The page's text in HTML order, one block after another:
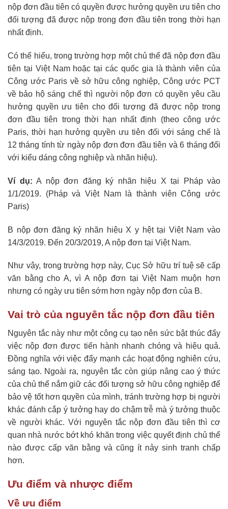
nộp đơn đầu tiên có quyền được hưởng quyền ưu tiên cho
đối tượng đã được nộp trong đơn đầu tiên trong thời hạn
nhất định.
Có thể hiểu, trong trường hợp một chủ thể đã nộp đơn đầu
tiên tại Việt Nam hoặc tại các quốc gia là thành viên của
Công ước Paris về sở hữu công nghiệp, Công ước PCT
về bảo hộ sáng chế thì người nộp đơn có quyền yêu cầu
hưởng quyền ưu tiên cho đối tượng đã được nộp trong
đơn đầu tiên trong thời hạn nhất định (theo công ước
Paris, thời hạn hưởng quyền ưu tiên đối với sáng chế là
12 tháng tính từ ngày nộp đơn đơn đầu tiên và 6 tháng đối
với kiểu dáng công nghiệp và nhãn hiệu).
Ví dụ: A nộp đơn đăng ký nhãn hiệu X tại Pháp vào
1/1/2019. (Pháp và Việt Nam là thành viên Công ước
Paris)
B nộp đơn đăng ký nhãn hiệu X y hệt tại Việt Nam vào
14/3/2019. Đến 20/3/2019, A nộp đơn tại Việt Nam.
Như vậy, trong trường hợp này, Cục Sở hữu trí tuệ sẽ cấp
văn bằng cho A, vì A nộp đơn tại Việt Nam muộn hơn
nhưng có ngày ưu tiên sớm hơn ngày nộp đơn của B.
Vai trò của nguyên tắc nộp đơn đầu tiên
Nguyên tắc này như một công cụ tạo nên sức bật thúc đẩy
việc nộp đơn được tiến hành nhanh chóng và hiệu quả.
Đồng nghĩa với việc đẩy mạnh các hoạt động nghiên cứu,
sáng tạo. Ngoài ra, nguyên tắc còn giúp nâng cao ý thức
của chủ thể nắm giữ các đối tượng sở hữu công nghiệp để
bảo vệ tốt hơn quyền của mình, tránh trường hợp bị người
khác đánh cắp ý tưởng hay do chậm trễ mà ý tưởng thuộc
về người khác. Với nguyên tắc nộp đơn đầu tiên thì cơ
quan nhà nước bớt khó khăn trong việc quyết định chủ thể
nào được cấp văn bằng và cũng ít nảy sinh tranh chấp
hơn.
Ưu điểm và nhược điểm
Về ưu điểm